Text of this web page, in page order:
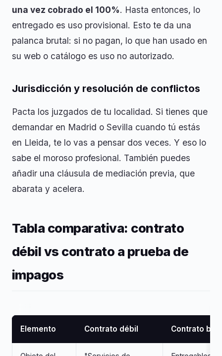
una vez cobrado el 100%. Hasta entonces, lo
entregado es uso provisional. Esto te da una
palanca brutal: si no pagan, lo que han usado en
su web o catálogo es uso no autorizado.
Jurisdicción y resolución de conflictos
Pacta los juzgados de tu localidad. Si tienes que
demandar en Madrid o Sevilla cuando tú estás
en Lleida, te lo vas a pensar dos veces. Y eso lo
sabe el moroso profesional. También puedes
añadir una cláusula de mediación previa, que
abarata y acelera.
Tabla comparativa: contrato
débil vs contrato a prueba de
impagos
Elemento Contrato débil Contrato